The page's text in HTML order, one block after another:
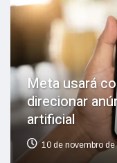
Meta usará
direcionar
artificial
10 de novembro de